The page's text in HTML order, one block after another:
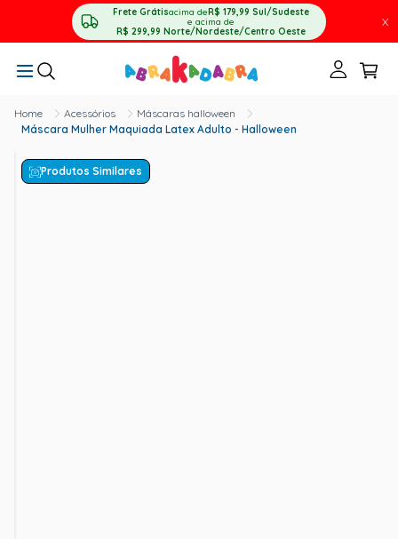
Frete Grátisacima deR$ 179,99 Sul/Sudeste
e acima de
R$ 299,99 Norte/Nordeste/Centro Oeste
X
Acessórios
Máscaras halloween
Máscara Mulher Maquiada Latex Adulto - Halloween
Produtos Similares